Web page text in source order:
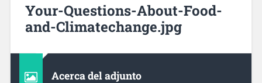
Your-Questions-About-Food-
and-Climatechange.jpg
Acerca del adjunto